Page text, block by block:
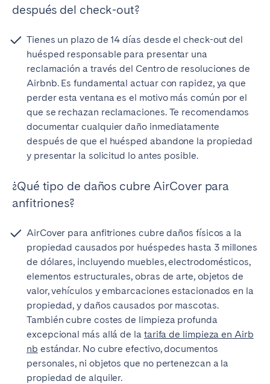
después del check-out?
Tienes un plazo de 14 días desde el check-out del
huésped responsable para presentar una
reclamación a través del Centro de resoluciones de
Airbnb. Es fundamental actuar con rapidez, ya que
perder esta ventana es el motivo más común por el
que se rechazan reclamaciones. Te recomendamos
documentar cualquier daño inmediatamente
después de que el huésped abandone la propiedad
y presentar la solicitud lo antes posible.
¿Qué tipo de daños cubre AirCover para
anfitriones?
AirCover para anfitriones cubre daños físicos a la
propiedad causados por huéspedes hasta 3 millones
de dólares, incluyendo muebles, electrodomésticos,
elementos estructurales, obras de arte, objetos de
valor, vehículos y embarcaciones estacionados en la
propiedad, y daños causados por mascotas.
También cubre costes de limpieza profunda
excepcional más allá de la tarifa de limpieza en Airb
nb estándar. No cubre efectivo, documentos
personales, ni objetos que no pertenezcan a la
propiedad de alquiler.